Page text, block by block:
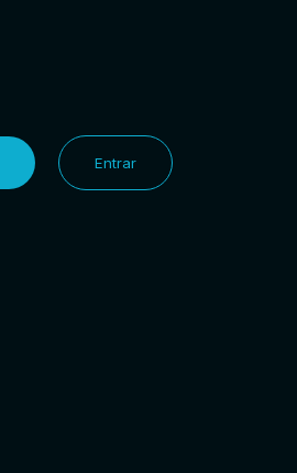
Entrar